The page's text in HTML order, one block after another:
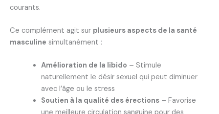
courants.
Ce complément agit sur plusieurs aspects de la santé
masculine simultanément :
Amélioration de la libido – Stimule
naturellement le désir sexuel qui peut diminuer
avec l’âge ou le stress
Soutien à la qualité des érections– Favorise